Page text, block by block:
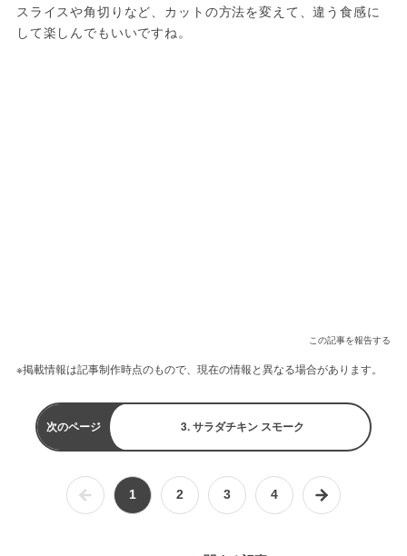
スライスや角切りなど、カットの方法を変えて、違う食感に
して楽しんでもいいですね。
この記事を報告する
※掲載情報は記事制作時点のもので、現在の情報と異なる場合があります。
次のページ 3. サラダチキン スモーク
1 2 3 4